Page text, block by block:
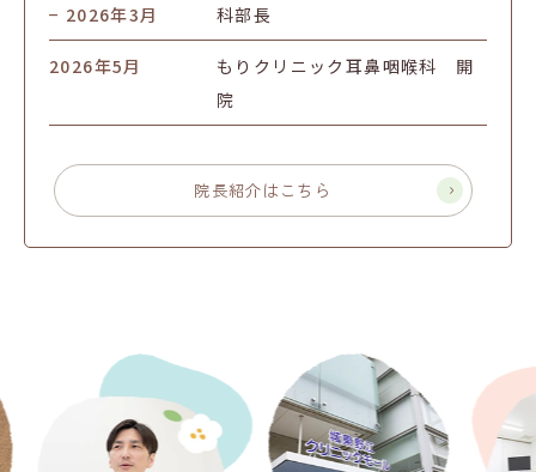
− 2026年3月
科部長
2026年5月
もりクリニック耳鼻咽喉科 開
院
院長紹介はこちら